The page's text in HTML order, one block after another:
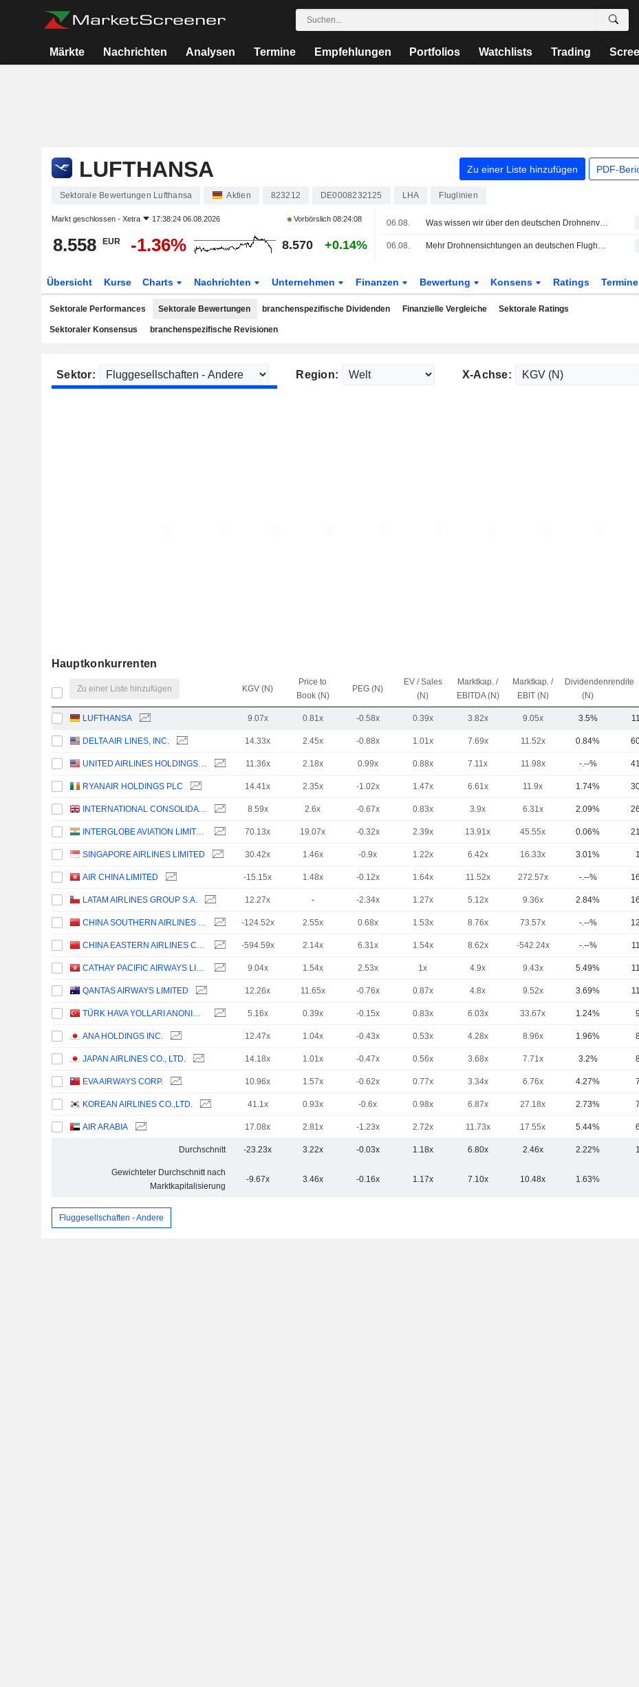
Märkte Nachrichten Analysen Termine Empfehlungen Portfolios Watchlists Trading
LUFTHANSA Zu einer Liste hinzufügen PDF-
Sektorale Bewertungen Lufthansa Aktien 823212 DE0008232125 LHA Fluglinien
Markt geschlossen - Xetra 17:38:24 06.08.2026 Vorbörslich 08:24:08
8.558 EUR -1.36% 8.570 +0.14%
06.08. Was wissen wir über den deutschen Drohnenvorfall und den Flughafen, auf den er abzielte?
06.08. Mehr Drohnensichtungen an deutschen Flughäfen
Übersicht Kurse Charts Nachrichten Unternehmen Finanzen Bewertung Konsens Ratings Termine
Sektorale Performances Sektorale Bewertungen branchenspezifische Dividenden Finanzielle Vergleiche Sektorale Ratings
Sektoraler Konsensus branchenspezifische Revisionen
Sektor: Region: X-Achse:
Hauptkonkurrenten
Zu einer Liste hinzufügen KGV (N)
Price to
Book (N)
PEG (N)
EV / Sales
(N)
Marktkap. /
EBITDA (N)
Marktkap. /
EBIT (N)
Dividendenrendite
(N)
LUFTHANSA 9.07x 0.81x -0.58x 0.39x 3.82x 9.05x 3.5%
DELTA AIR LINES, INC. 14.33x 2.45x -0.88x 1.01x 7.69x 11.52x 0.84%
UNITED AIRLINES HOLDINGS, INC. 11.36x 2.18x 0.99x 0.88x 7.11x 11.98x -.--%
RYANAIR HOLDINGS PLC 14.41x 2.35x -1.02x 1.47x 6.61x 11.9x 1.74%
INTERNATIONAL CONSOLIDATED AIRLINES GROUP, S.A. 8.59x 2.6x -0.67x 0.83x 3.9x 6.31x 2.09%
INTERGLOBE AVIATION LIMITED 70.13x 19.07x -0.32x 2.39x 13.91x 45.55x 0.06%
SINGAPORE AIRLINES LIMITED 30.42x 1.46x -0.9x 1.22x 6.42x 16.33x 3.01%
AIR CHINA LIMITED -15.15x 1.48x -0.12x 1.64x 11.52x 272.57x -.--%
LATAM AIRLINES GROUP S.A. 12.27x - -2.34x 1.27x 5.12x 9.36x 2.84%
CHINA SOUTHERN AIRLINES COMPANY LIMITED -124.52x 2.55x 0.68x 1.53x 8.76x 73.57x -.--%
CHINA EASTERN AIRLINES CORPORATION LIMITED -594.59x 2.14x 6.31x 1.54x 8.62x -542.24x -.--%
CATHAY PACIFIC AIRWAYS LIMITED 9.04x 1.54x 2.53x 1x 4.9x 9.43x 5.49%
QANTAS AIRWAYS LIMITED 12.26x 11.65x -0.76x 0.87x 4.8x 9.52x 3.69%
TÜRK HAVA YOLLARI ANONIM ORTAKLIGI 5.16x 0.39x -0.15x 0.83x 6.03x 33.67x 1.24%
ANA HOLDINGS INC. 12.47x 1.04x -0.43x 0.53x 4.28x 8.96x 1.96%
JAPAN AIRLINES CO., LTD. 14.18x 1.01x -0.47x 0.56x 3.68x 7.71x 3.2%
EVA AIRWAYS CORP. 10.96x 1.57x -0.62x 0.77x 3.34x 6.76x 4.27%
KOREAN AIRLINES CO.,LTD. 41.1x 0.93x -0.6x 0.98x 6.87x 27.18x 2.73%
AIR ARABIA 17.08x 2.81x -1.23x 2.72x 11.73x 17.55x 5.44%
Durchschnitt -23.23x 3.22x -0.03x 1.18x 6.80x 2.46x 2.22%
Gewichteter Durchschnitt nach
Marktkapitalisierung
-9.67x 3.46x -0.16x 1.17x 7.10x 10.48x 1.63%
Fluggesellschaften - Andere